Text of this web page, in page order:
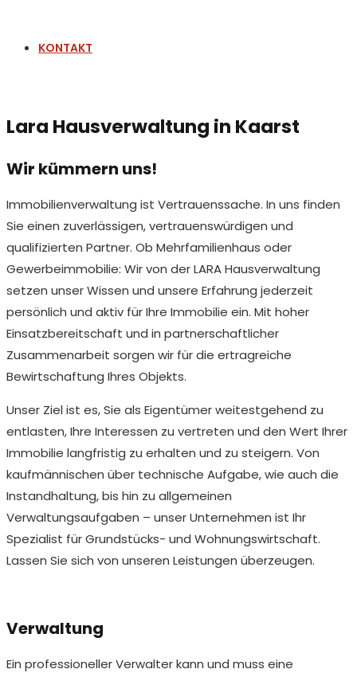
KONTAKT
Lara Hausverwaltung in Kaarst
Wir kümmern uns!
Immobilienverwaltung ist Vertrauenssache. In uns finden
Sie einen zuverlässigen, vertrauenswürdigen und
qualifizierten Partner. Ob Mehrfamilienhaus oder
Gewerbeimmobilie: Wir von der LARA Hausverwaltung
setzen unser Wissen und unsere Erfahrung jederzeit
persönlich und aktiv für Ihre Immobilie ein. Mit hoher
Einsatzbereitschaft und in partnerschaftlicher
Zusammenarbeit sorgen wir für die ertragreiche
Bewirtschaftung Ihres Objekts.
Unser Ziel ist es, Sie als Eigentümer weitestgehend zu
entlasten, Ihre Interessen zu vertreten und den Wert Ihrer
Immobilie langfristig zu erhalten und zu steigern. Von
kaufmännischen über technische Aufgabe, wie auch die
Instandhaltung, bis hin zu allgemeinen
Verwaltungsaufgaben – unser Unternehmen ist Ihr
Spezialist für Grundstücks- und Wohnungswirtschaft.
Lassen Sie sich von unseren Leistungen überzeugen.
Verwaltung
Ein professioneller Verwalter kann und muss eine